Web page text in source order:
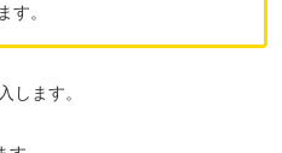
す。
します。